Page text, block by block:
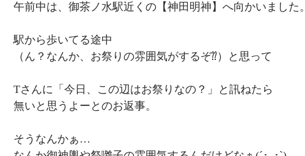
午前中は、御茶ノ水駅近くの【神田明神】へ向かいました。
駅から歩いてる途中
（ん？なんか、お祭りの雰囲気がするぞ⁇）と思って
Tさんに「今日、この辺はお祭りなの？」と訊ねたら
無いと思うよーとのお返事。
そうなんかぁ…